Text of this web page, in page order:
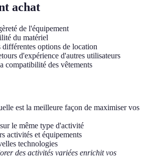
achat
de l'équipement
du matériel
options de location
d'expérience d'autres utilisateurs
compatibilité des vêtements
est la meilleure façon de maximiser vos
le même type d'activité
activités et équipements
technologies
des activités variées enrichit vos